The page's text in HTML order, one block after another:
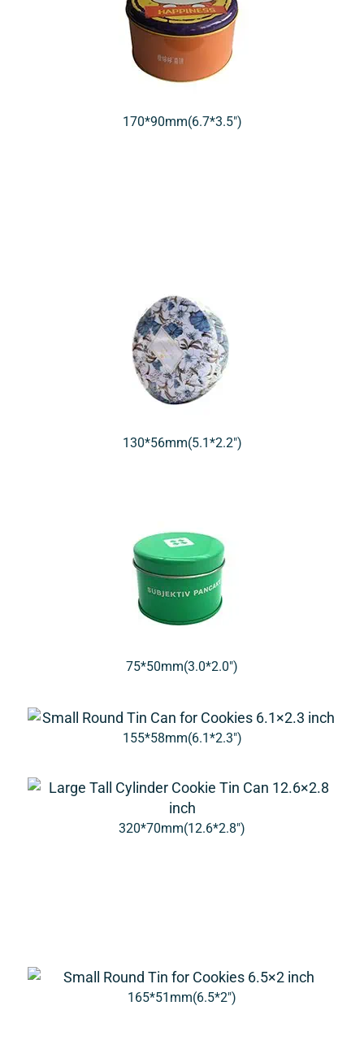
170*90mm(6.7*3.5″)
130*56mm(5.1*2.2″)
75*50mm(3.0*2.0″)
155*58mm(6.1*2.3″)
320*70mm(12.6*2.8″)
165*51mm(6.5*2″)